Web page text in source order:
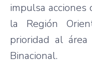
impulsa
la Región
prioridad al
Binacional.